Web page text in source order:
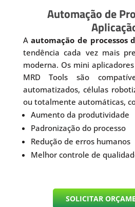
Automação de
Aautomação de processos
tendência cada vez mais
moderna. Os mini
MRD Tools são
automatizados, células
ou totalmente automáticas,
Aumento da produtividade
Padronização do processo
Redução de erros humanos
Melhor controle de
SOLICITAR